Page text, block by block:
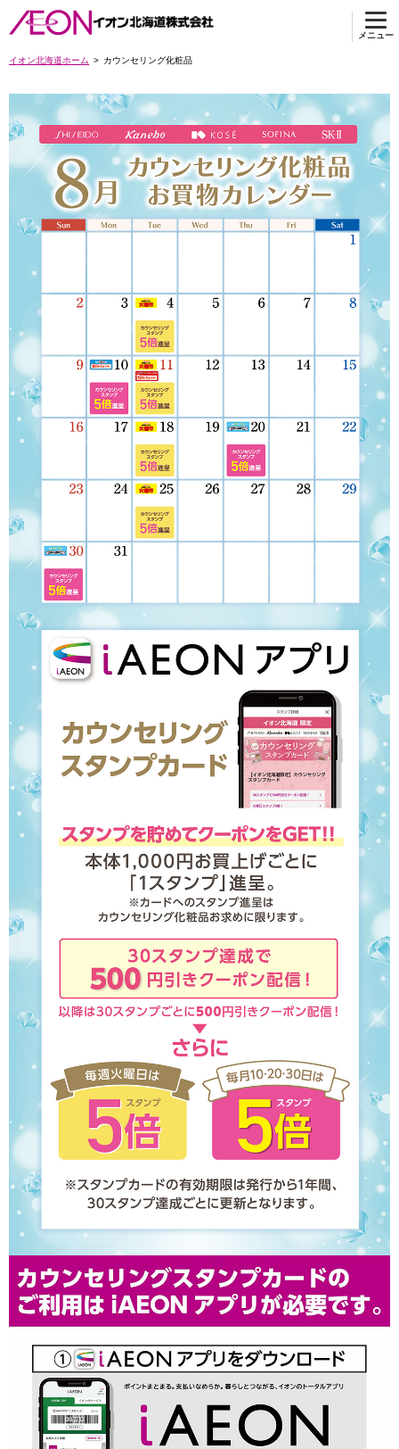
メニュー
イオン北海道ホーム カウンセリング化粧品